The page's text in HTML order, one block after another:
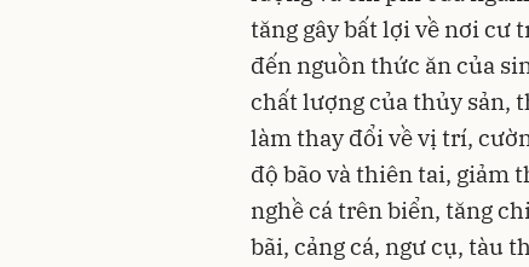
tăng gây bất lợi về nơi cư
đến nguồn thức ăn của
chất lượng của thủy sản,
làm thay đổi về vị trí,
độ bão và thiên tai, giảm
nghề cá trên biển, tăng
bãi, cảng cá, ngư cụ, tàu